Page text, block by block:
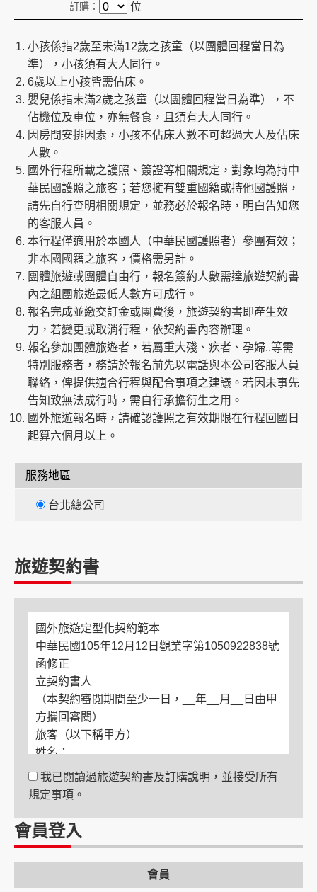
位
小孩係指2歲至未滿12歲之孩童（以團體回程當日為
準），小孩須有大人同行。
6歲以上小孩皆需佔床。
嬰兒係指未滿2歲之孩童（以團體回程當日為準），不
佔機位及車位，亦無餐食，且須有大人同行。
因房間安排因素，小孩不佔床人數不可超過大人及佔床
人數。
國外行程所載之護照、簽證等相關規定，對象均為持中
華民國護照之旅客；若您擁有雙重國籍或持他國護照，
請先自行查明相關規定，並務必於報名時，明白告知您
的客服人員。
本行程僅適用於本國人（中華民國護照者）參團有效；
非本國國籍之旅客，價格需另計。
團體旅遊或團體自由行，報名簽約人數需達旅遊契約書
內之組團旅遊最低人數方可成行。
報名完成並繳交訂金或團費後，旅遊契約書即產生效
力，若變更或取消行程，依契約書內容辦理。
報名參加團體旅遊者，若屬重大殘、疾者、孕婦..等需
特別服務者，務請於報名前先以電話與本公司客服人員
聯絡，俾提供適合行程與配合事項之建議。若因未事先
告知致無法成行時，需自行承擔衍生之用。
國外旅遊報名時，請確認護照之有效期限在行程回國日
起算六個月以上。
服務地區
台北總公司
旅遊契約書
國外旅遊定型化契約範本
中華民國105年12月12日觀業字第1050922838號
函修正
立契約書人
（本契約審閱期間至少一日，__年__月__日由甲
方攜回審閱）
旅客（以下稱甲方）
姓名：
電話：
住居所：
姓名：
與旅客關係：
旅行業（以下稱乙方）
我已閱讀過旅遊契約書及訂購說明，並接受所有
規定事項。
會員登入
會員